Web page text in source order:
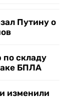
Путину о
по складу
БПЛА
изменили